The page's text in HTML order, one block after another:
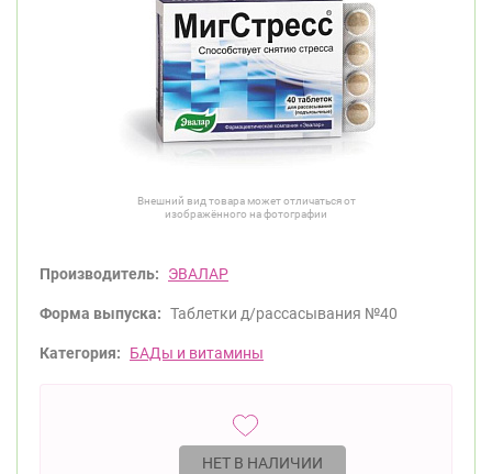
Внешний вид товара может отличаться от
изображённого на фотографии
Производитель: ЭВАЛАР
Форма выпуска: Таблетки д/рассасывания №40
Категория: БАДы и витамины
НЕТ В НАЛИЧИИ